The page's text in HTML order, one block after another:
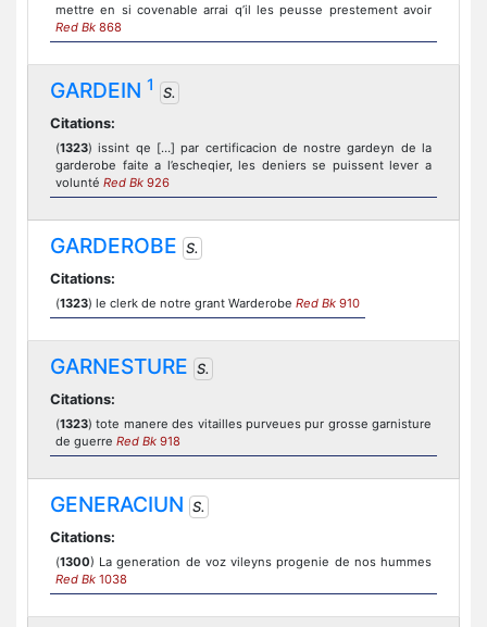
mettre en si covenable arrai q’il les peusse prestement avoir
Red Bk 868
GARDEIN 1
S.
Citations:
(1323) issint qe […] par certificacion de nostre gardeyn de la
garderobe faite a l’escheqier, les deniers se puissent lever a
volunté Red Bk 926
GARDEROBE S.
Citations:
(1323) le clerk de notre grant Warderobe Red Bk 910
GARNESTURE S.
Citations:
(1323) tote manere des vitailles purveues pur grosse garnisture
de guerre Red Bk 918
GENERACIUN S.
Citations:
(1300) La generation de voz vileyns progenie de nos hummes
Red Bk 1038